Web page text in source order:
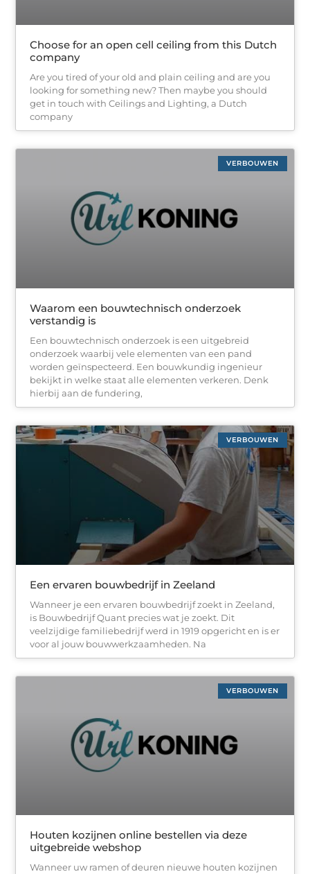
Choose for an open cell ceiling from this Dutch
company
Are you tired of your old and plain ceiling and are you
looking for something new? Then maybe you should
get in touch with Ceilings and Lighting, a Dutch
company
VERBOUWEN
Waarom een bouwtechnisch onderzoek
verstandig is
Een bouwtechnisch onderzoek is een uitgebreid
onderzoek waarbij vele elementen van een pand
worden geïnspecteerd. Een bouwkundig ingenieur
bekijkt in welke staat alle elementen verkeren. Denk
hierbij aan de fundering,
VERBOUWEN
Een ervaren bouwbedrijf in Zeeland
Wanneer je een ervaren bouwbedrijf zoekt in Zeeland,
is Bouwbedrijf Quant precies wat je zoekt. Dit
veelzijdige familiebedrijf werd in 1919 opgericht en is er
voor al jouw bouwwerkzaamheden. Na
VERBOUWEN
Houten kozijnen online bestellen via deze
uitgebreide webshop
Wanneer uw ramen of deuren nieuwe houten kozijnen